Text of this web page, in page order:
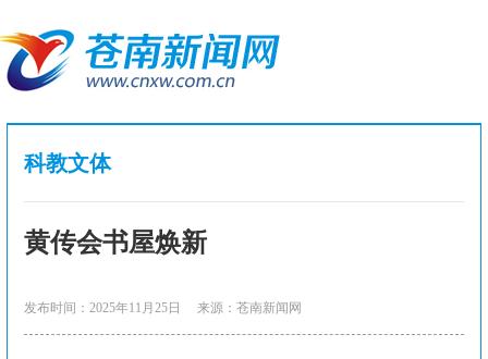
科教文体
黄传会书屋焕新
发布时间：2025年11月25日 来源：苍南新闻网